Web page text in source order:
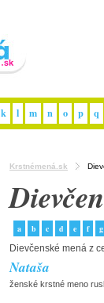
k l m n o p q
Krstnémená.sk
a b c d e f g
Dievčenské mená z
Nataša
ženské krstné meno